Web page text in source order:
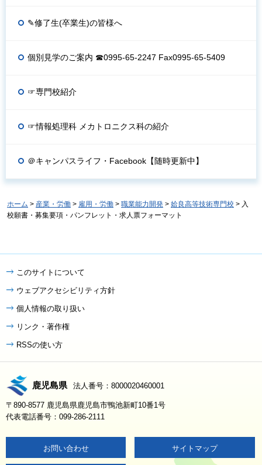
✎修了生(卒業生)の皆様へ
個別見学のご案内 ☎0995-65-2247 Fax0995-65-5409
☞専門校紹介
☞情報処理科 メカトロニクス科の紹介
＠キャンパスライフ・Facebook【随時更新中】
ホーム > 産業・労働 > 雇用・労働 > 職業能力開発 > 姶良高等技術専門校 > 入
校願書・募集要項・パンフレット・求人票フォーマット
このサイトについて
ウェブアクセシビリティ方針
個人情報の取り扱い
リンク・著作権
RSSの使い方
鹿児島県 法人番号：8000020460001
〒890-8577 鹿児島県鹿児島市鴨池新町10番1号
代表電話番号：099-286-2111
お問い合わせ サイトマップ